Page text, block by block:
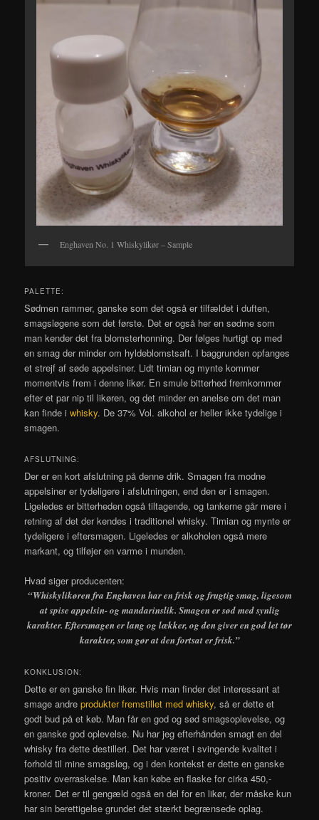
Enghaven No. 1 Whiskylikør – Sample
PALETTE:
Sødmen rammer, ganske som det også er tilfældet i duften,
smagsløgene som det første. Det er også her en sødme som
man kender det fra blomsterhonning. Der følges hurtigt op med
en smag der minder om hyldeblomstsaft. I baggrunden opfanges
et strejf af søde appelsiner. Lidt timian og mynte kommer
momentvis frem i denne likør. En smule bitterhed fremkommer
efter et par nip til likøren, og det minder en anelse om det man
kan finde iwhisky. De 37% Vol. alkohol er heller ikke tydelige i
smagen.
AFSLUTNING:
Der er en kort afslutning på denne drik. Smagen fra modne
appelsiner er tydeligere i afslutningen, end den er i smagen.
Ligeledes er bitterheden også tiltagende, og tankerne går mere i
retning af det der kendes i traditionel whisky. Timian og mynte er
tydeligere i eftersmagen. Ligeledes er alkoholen også mere
markant, og tilføjer en varme i munden.
Hvad siger producenten:
“Whiskylikøren fra Enghaven har en frisk og frugtig smag, ligesom
at spise appelsin- og mandarinslik. Smagen er sød med synlig
karakter. Eftersmagen er lang og lækker, og den giver en god let tør
karakter, som gør at den fortsat er frisk.”
KONKLUSION:
Dette er en ganske fin likør. Hvis man finder det interessant at
smage andreprodukter fremstillet med whisky, så er dette et
godt bud på et køb. Man får en god og sød smagsoplevelse, og
en ganske god oplevelse. Nu har jeg efterhånden smagt en del
whisky fra dette destilleri. Det har været i svingende kvalitet i
forhold til mine smagsløg, og i den kontekst er dette en ganske
positiv overraskelse. Man kan købe en flaske for cirka 450,-
kroner. Det er til gengæld også en del for en likør, der måske kun
har sin berettigelse grundet det stærkt begrænsede oplag.